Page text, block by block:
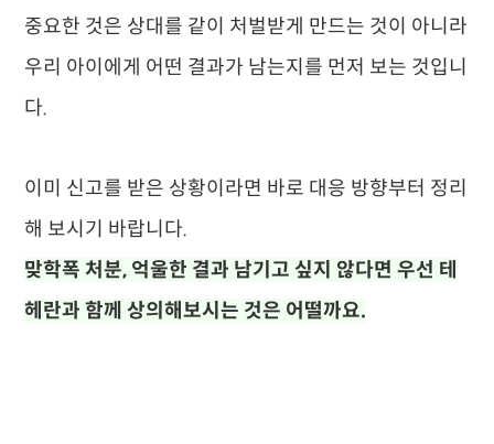
중요한 것은 상대를 같이 처벌받게 만드는 것이 아니라
우리 아이에게 어떤 결과가 남는지를 먼저 보는 것입니
다.
이미 신고를 받은 상황이라면 바로 대응 방향부터 정리
해 보시기 바랍니다.
맞학폭 처분, 억울한 결과 남기고 싶지 않다면 우선 테
헤란과 함께 상의해보시는 것은 어떨까요.